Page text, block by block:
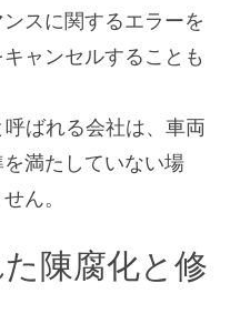
スに関するエラーを
ャンセルすることも
ばれる会社は、車両
満たしていない場
ん。
陳腐化と修